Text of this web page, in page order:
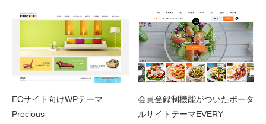
ECサイト向けWPテーマ
Precious
会員登録制機能がついたポータ
ルサイトテーマEVERY